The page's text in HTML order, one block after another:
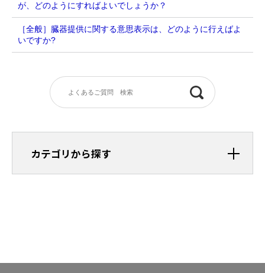
が、どのようにすればよいでしょうか？
［全般］臓器提供に関する意思表示は、どのように行えばよ
いですか?
カテゴリから探す